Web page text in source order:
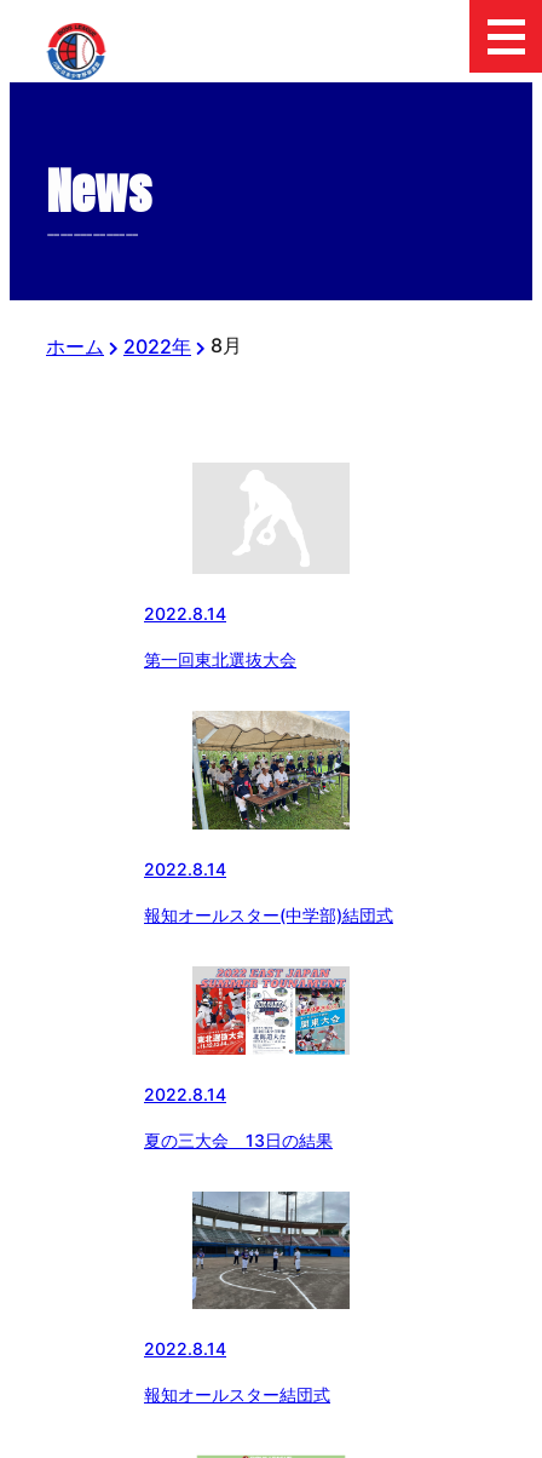
News
--------------
ホーム 2022年 8月
2022.8.14
第一回東北選抜大会
2022.8.14
報知オールスター(中学部)結団式
2022.8.14
夏の三大会 13日の結果
2022.8.14
報知オールスター結団式